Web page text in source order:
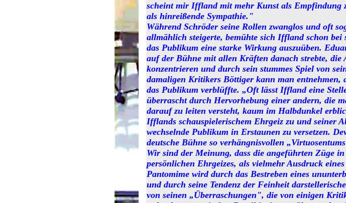
scheint mir Iffland mit mehr Kunst als Empfindung
als hinreißende Sympathie."
Während Schröder seine Rollen zwanglos und oft
allmählich steigerte, bemühte sich Iffland schon
das Publikum eine starke Wirkung auszuüben.
auf der Bühne mit allen Kräften danach strebte,
konzentrieren und durch sein stummes Spiel von
damaligen Kritikers Böttiger kann man
das Publikum verblüffte. „Oft lässt Iffland eine
überrascht durch Hervorhebung einer andern, die
darauf zu leiten versteht, kaum im Halbdunkel
Ifflands schauspielerischem Ehrgeiz zu und seiner
wechselnde Publikum in Erstaunen zu versetzen.
deutsche Bühne so verhängnisvollen
Wir sind der Meinung, dass die angeführten Züge
persönlichen Ehrgeizes, als vielmehr Ausdruck
Pantomime wird durch das Bestreben eines
und durch seine Tendenz der Feinheit
von seinen „Überraschungen", die von einigen